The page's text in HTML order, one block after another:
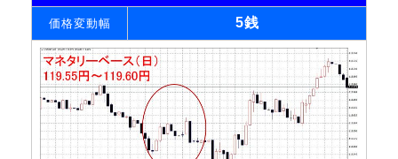
価格変動幅 5銭